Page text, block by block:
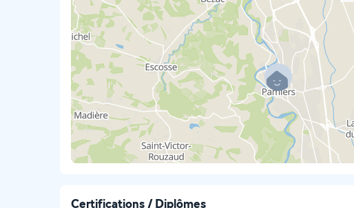
Certifications / Diplômes